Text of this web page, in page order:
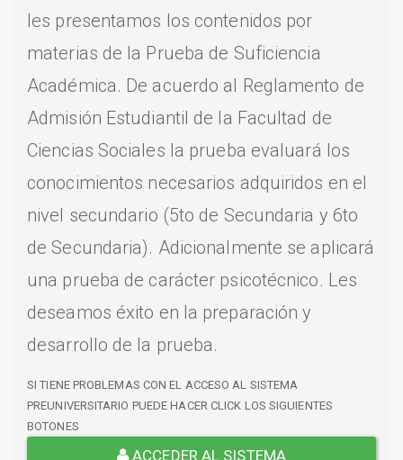
les presentamos los contenidos por
materias de la Prueba de Suficiencia
Académica. De acuerdo al Reglamento de
Admisión Estudiantil de la Facultad de
Ciencias Sociales la prueba evaluará los
conocimientos necesarios adquiridos en el
nivel secundario (5to de Secundaria y 6to
de Secundaria). Adicionalmente se aplicará
una prueba de carácter psicotécnico. Les
deseamos éxito en la preparación y
desarrollo de la prueba.
SI TIENE PROBLEMAS CON EL ACCESO AL SISTEMA
PREUNIVERSITARIO PUEDE HACER CLICK LOS SIGUIENTES
BOTONES
ACCEDER AL SISTEMA